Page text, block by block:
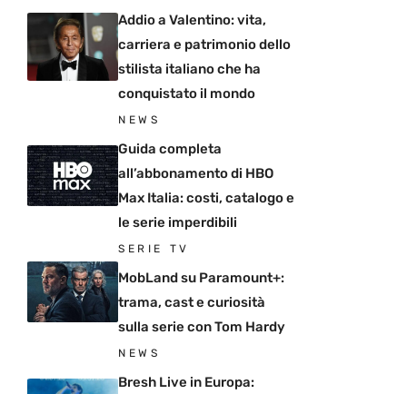
Addio a Valentino: vita,
carriera e patrimonio dello
stilista italiano che ha
conquistato il mondo
NEWS
Guida completa
all’abbonamento di HBO
Max Italia: costi, catalogo e
le serie imperdibili
SERIE TV
MobLand su Paramount+:
trama, cast e curiosità
sulla serie con Tom Hardy
NEWS
Bresh Live in Europa: